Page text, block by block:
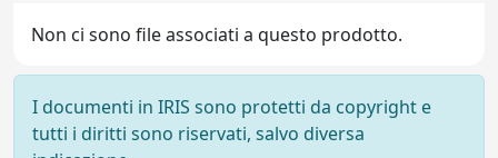
Non ci sono file associati a questo prodotto.
I documenti in IRIS sono protetti da copyright e
tutti i diritti sono riservati, salvo diversa